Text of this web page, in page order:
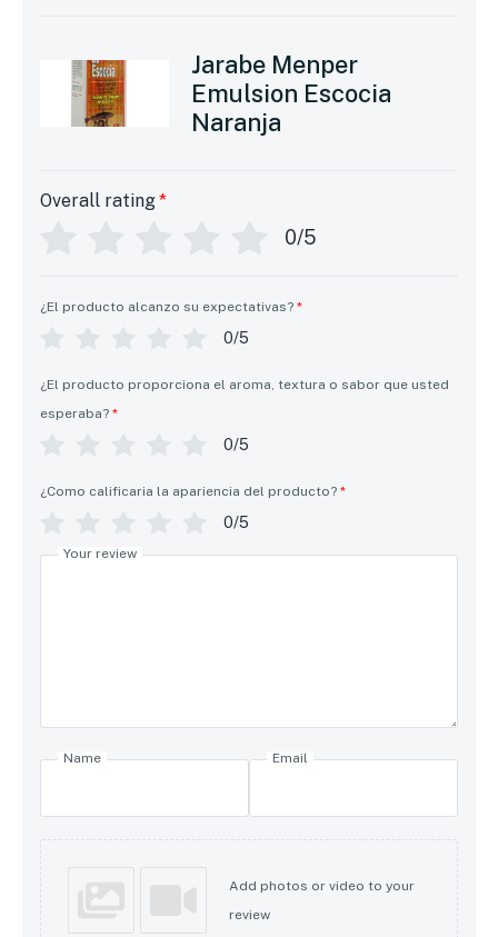
Jarabe Menper
Emulsion Escocia
Naranja
Overall rating*
0/5
¿El producto alcanzo su expectativas? *
0/5
¿El producto proporciona el aroma, textura o sabor que usted
esperaba? *
0/5
¿Como calificaria la apariencia del producto? *
0/5
Your review
Name Email
Add photos or video to your
review